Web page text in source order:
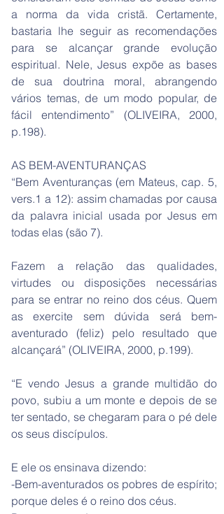
a norma da vida cristã. Certamente,
bastaria lhe seguir as recomendações
para se alcançar grande evolução
espiritual. Nele, Jesus expõe as bases
de sua doutrina moral, abrangendo
vários temas, de um modo popular, de
fácil entendimento” (OLIVEIRA, 2000,
p.198).
AS BEM-AVENTURANÇAS
“Bem Aventuranças (em Mateus, cap. 5,
vers.1 a 12): assim chamadas por causa
da palavra inicial usada por Jesus em
todas elas (são 7).
Fazem a relação das qualidades,
virtudes ou disposições necessárias
para se entrar no reino dos céus. Quem
as exercite sem dúvida será bem-
aventurado (feliz) pelo resultado que
alcançará” (OLIVEIRA, 2000, p.199).
“E vendo Jesus a grande multidão do
povo, subiu a um monte e depois de se
ter sentado, se chegaram para o pé dele
os seus discípulos.
E ele os ensinava dizendo:
-Bem-aventurados os pobres de espírito;
porque deles é o reino dos céus.